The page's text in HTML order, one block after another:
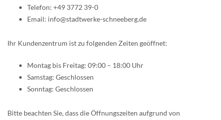
Telefon: +49 3772 39-0
Email: info@stadtwerke-schneeberg.de
Ihr Kundenzentrum ist zu folgenden Zeiten geöffnet:
Montag bis Freitag: 09:00 – 18:00 Uhr
Samstag: Geschlossen
Sonntag: Geschlossen
Bitte beachten Sie, dass die Öffnungszeiten aufgrund von